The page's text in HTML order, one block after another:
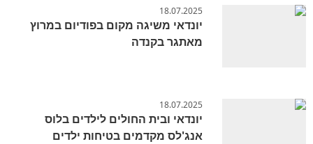
18.07.2025
יונדאי משיגה מקום בפודיום במרוץ
מאתגר בקנדה
18.07.2025
יונדאי ובית החולים לילדים בלוס
אנג'לס מקדמים בטיחות ילדים